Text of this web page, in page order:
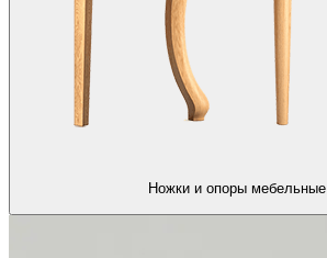
Ножки и опоры мебельные